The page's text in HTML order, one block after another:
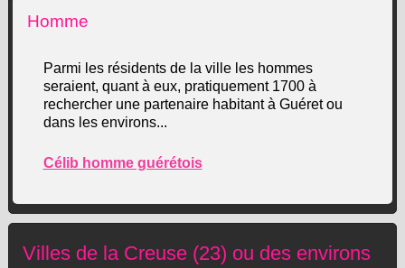
Homme
Parmi les résidents de la ville les hommes
seraient, quant à eux, pratiquement 1700 à
rechercher une partenaire habitant à Guéret ou
dans les environs...
Célib homme guérétois
Villes de la Creuse (23) ou des environs